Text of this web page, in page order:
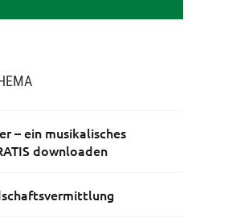
– ein musikalisches
downloaden